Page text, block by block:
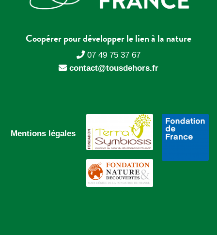
Coopérer pour développer le lien à la nature
07 49 75 37 67
contact@tousdehors.fr
Mentions légales